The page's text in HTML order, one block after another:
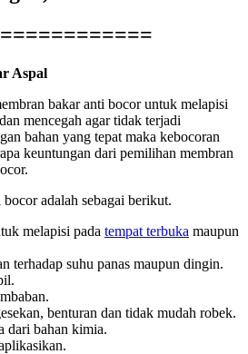
Aspal
bakar anti bocor untuk melapisi
mencegah agar tidak terjadi
bahan yang tepat maka kebocoran
keuntungan dari pemilihan membran
adalah sebagai berikut.
melapisi pada tempat terbuka maupun
terhadap suhu panas maupun dingin.
benturan dan tidak mudah robek.
dari bahan kimia.